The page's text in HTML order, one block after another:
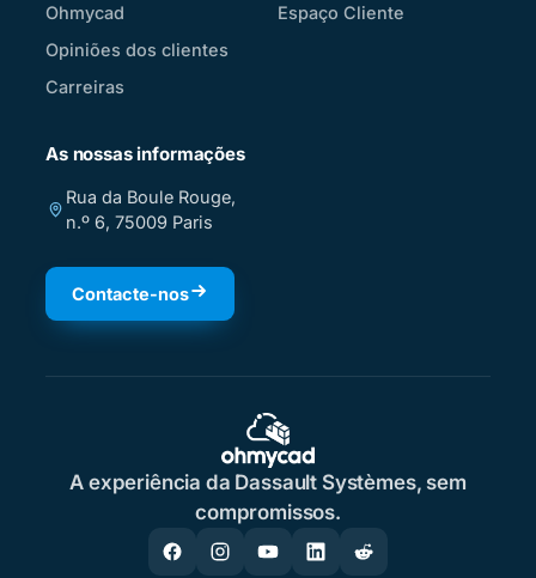
Ohmycad
Opiniões dos clientes
Carreiras
Espaço Cliente
As nossas informações
Rua da Boule Rouge,
n.º 6, 75009 Paris
Contacte-nos
A experiência da Dassault Systèmes, sem
compromissos.